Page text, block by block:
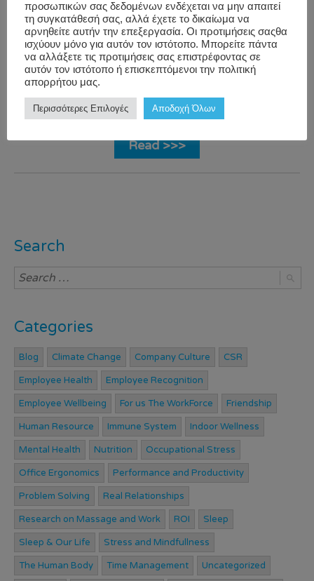
Culture,
Performance
and
Productivity,
Solving
performance,
problemsolving,
productivity,
strategy
Read >>>
Search
Categories
Blog Climate Change Company Culture CSR
Employee Health Employee Recognition
Employee Wellbeing For us The WorkForce Friendship
Human Resource Immune System Indoor Wellness
Mental Health Nutrition Occupational Stress
Office Ergonomics Performance and Productivity
Problem Solving Real Relationships
Research on Massage and Work ROI Sleep
Sleep & Our Life Stress and Mindfullness
The Human Body Time Management Uncategorized
προσωπικών σας δεδομένων ενδέχεται να μην απαιτεί
τη συγκατάθεσή σας, αλλά έχετε το δικαίωμα να
αρνηθείτε αυτήν την επεξεργασία. Οι προτιμήσεις σαςθα
ισχύουν μόνο για αυτόν τον ιστότοπο. Μπορείτε πάντα
να αλλάξετε τις προτιμήσεις σας επιστρέφοντας σε
αυτόν τον ιστότοπο ή επισκεπτόμενοι την πολιτική
απορρήτου μας.
Περισσότερες Επιλογές Αποδοχή Όλων